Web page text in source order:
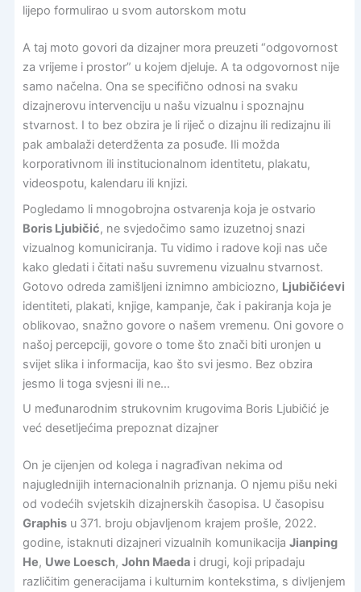
lijepo formulirao u svom autorskom motu
A taj moto govori da dizajner mora preuzeti “odgovornost
za vrijeme i prostor” u kojem djeluje. A ta odgovornost nije
samo načelna. Ona se specifično odnosi na svaku
dizajnerovu intervenciju u našu vizualnu i spoznajnu
stvarnost. I to bez obzira je li riječ o dizajnu ili redizajnu ili
pak ambalaži deterdženta za posuđe. Ili možda
korporativnom ili institucionalnom identitetu, plakatu,
videospotu, kalendaru ili knjizi.
Pogledamo li mnogobrojna ostvarenja koja je ostvario
Boris Ljubičić, ne svjedočimo samo izuzetnoj snazi
vizualnog komuniciranja. Tu vidimo i radove koji nas uče
kako gledati i čitati našu suvremenu vizualnu stvarnost.
Gotovo odreda zamišljeni iznimno ambiciozno, Ljubičićevi
identiteti, plakati, knjige, kampanje, čak i pakiranja koja je
oblikovao, snažno govore o našem vremenu. Oni govore o
našoj percepciji, govore o tome što znači biti uronjen u
svijet slika i informacija, kao što svi jesmo. Bez obzira
jesmo li toga svjesni ili ne…
U međunarodnim strukovnim krugovima Boris Ljubičić je
već desetljećima prepoznat dizajner
On je cijenjen od kolega i nagrađivan nekima od
najuglednijih internacionalnih priznanja. O njemu pišu neki
od vodećih svjetskih dizajnerskih časopisa. U časopisu
Graphisu 371. broju objavljenom krajem prošle, 2022.
godine, istaknuti dizajneri vizualnih komunikacija Jianping
He, Uwe Loesch, John Maedai drugi, koji pripadaju
različitim generacijama i kulturnim kontekstima, s divljenjem